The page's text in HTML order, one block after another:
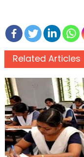
Related Articles